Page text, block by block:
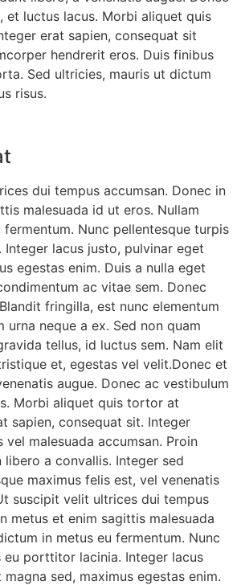
et luctus lacus. Morbi aliquet quis
erat sapien, consequat sit
hendrerit eros. Duis finibus
Sed ultricies, mauris ut dictum
risus.
dui tempus accumsan. Donec in
malesuada id ut eros. Nullam
Nunc pellentesque turpis
lacus justo, pulvinar eget
egestas enim. Duis a nulla eget
ac vitae sem. Donec
fringilla, est nunc elementum
urna neque a ex. Sed non quam
tellus, id luctus sem. Nam elit
et, egestas vel velit.Donec et
augue. Donec ac vestibulum
Morbi aliquet quis tortor at
sapien, consequat sit. Integer
vel malesuada accumsan. Proin
a convallis. Integer sed
maximus felis est, vel venenatis
suscipit velit ultrices dui tempus
metus et enim sagittis malesuada
in metus eu fermentum. Nunc
eu porttitor lacinia. Integer lacus
sed, maximus egestas enim.